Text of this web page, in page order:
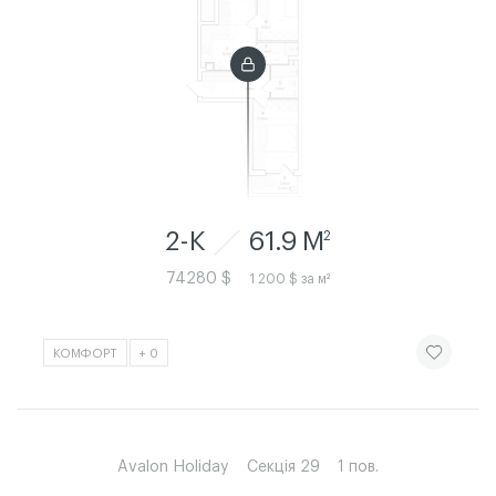
2-К 61.9 M2
74280 $ 1 200 $ за м²
КОМФОРТ + 0 ЧИТАТИ
Avalon Holiday Секція 29 1 пов.